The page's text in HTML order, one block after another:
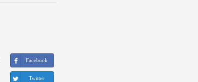
Facebook
Twitter